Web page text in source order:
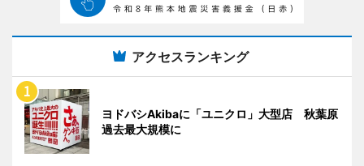
アクセスランキング
ヨドバシAkibaに「ユニクロ」大型店 秋葉原
過去最大規模に